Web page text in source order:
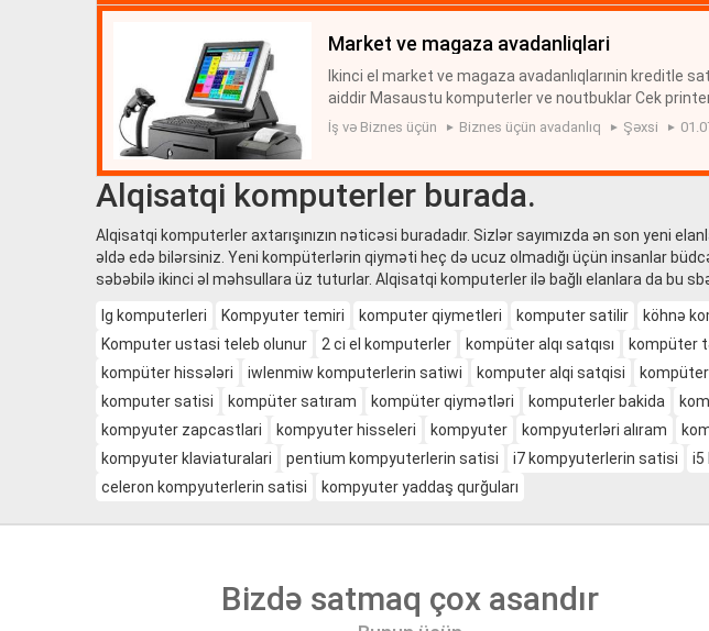
market ve magaza avadanliqlari
Ikinci el market ve magaza avadanlıqlarınin kreditle
aiddir Masaustu komputerler ve noutbuklar Cek
angle ve s.) Barkod oxuyucu skaner (Datalogic el
İş və Biznes üçün Biznes üçün avadanlıq Şəxsi
Alqisatqi komputerler burada.
Alqisatqi komputerler axtarışınızın nəticəsi buradadır. Sizlər sayımızda ən son yeni
əldə edə bilərsiniz. Yeni kompüterlərin qiyməti heç də ucuz olmadığı üçün insanlar
səbəbilə ikinci əl məhsullara üz tuturlar. Alqisatqi komputerler ilə bağlı elanlara da bu
lg komputerleri Kompyuter temiri komputer qiymetleri komputer satilir köhnə
Komputer ustasi teleb olunur
2 ci el komputerler kompüter alqı satqısı kompüter
kompüter hissələri
iwlenmiw komputerlerin satiwi komputer alqi satqisi
komputer satisi
kompüter satıram kompüter qiymətləri komputerler bakida
kompyuter zapcastlari
kompyuter hisseleri kompyuter kompyuterləri alıram
kompyuter klaviaturalari
pentium kompyuterlerin satisi i7 kompyuterlerin satisi i5
celeron kompyuterlerin satisi
kompyuter yaddaş qurğuları
Bizdə satmaq çox asandır